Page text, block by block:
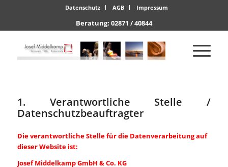
Datenschutz AGB Impressum
Beratung: 02871 / 40844
1. Verantwortliche Stelle /
Datenschutzbeauftragter
Die verantwortliche Stelle für die Datenverarbeitung auf
dieser Website ist:
Josef Middelkamp GmbH & Co. KG